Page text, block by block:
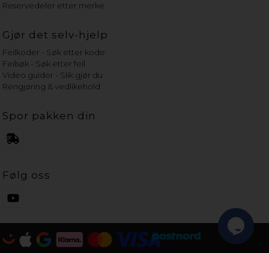
Reservedeler etter merke
Gjør det selv-hjelp
Feilkoder - Søk etter kode
Feilsøk - Søk etter feil
Video guider - Slik gjør du
Rengjøring & vedlikehold
Spor pakken din
Følg oss